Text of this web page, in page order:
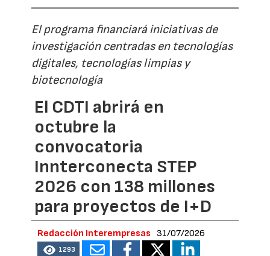
El programa financiará iniciativas de
investigación centradas en tecnologías
digitales, tecnologías limpias y
biotecnología
El CDTI abrirá en
octubre la
convocatoria
Innterconecta STEP
2026 con 138 millones
para proyectos de I+D
Redacción Interempresas 31/07/2026
1293